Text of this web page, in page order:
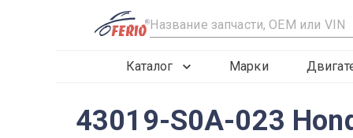
R
Каталог Марки
43019-S0A-023